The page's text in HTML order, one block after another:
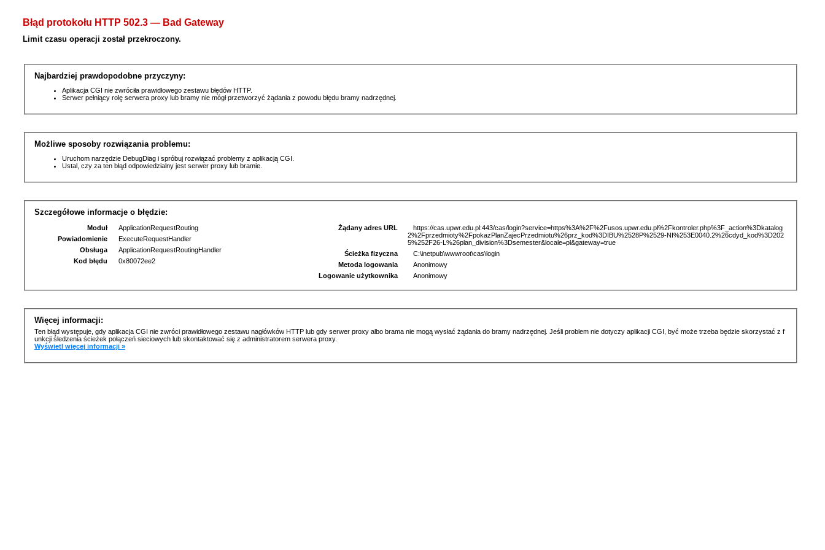
Błąd protokołu HTTP 502.3 — Bad Gateway
Limit czasu operacji został przekroczony.
Najbardziej prawdopodobne przyczyny:
Aplikacja CGI nie zwróciła prawidłowego zestawu błędów HTTP.
Serwer pełniący rolę serwera proxy lub bramy nie mógł przetworzyć żądania z powodu błędu bramy nadrzędnej.
Możliwe sposoby rozwiązania problemu:
Uruchom narzędzie DebugDiag i spróbuj rozwiązać problemy z aplikacją CGI.
Ustal, czy za ten błąd odpowiedzialny jest serwer proxy lub bramie.
Szczegółowe informacje o błędzie:
Moduł
ApplicationRequestRouting
Powiadomienie
ExecuteRequestHandler
Obsługa
ApplicationRequestRoutingHandler
Kod błędu
0x80072ee2
Żądany adres URL
https://cas.upwr.edu.pl:443/cas/login?service=https%3A%2F%2Fusos.upwr.edu.pl%2Fkontroler.php%3F_action%3Dkatalog
2%2Fprzedmioty%2FpokazPlanZajecPrzedmiotu%26prz_kod%3DIBU%2528P%2529-NI%253E0040.2%26cdyd_kod%3D202
5%252F26-L%26plan_division%3Dsemester&locale=pl&gateway=true
Ścieżka fizyczna
C:\inetpub\wwwroot\cas\login
Metoda logowania
Anonimowy
Logowanie użytkownika
Anonimowy
Więcej informacji:
Ten błąd występuje, gdy aplikacja CGI nie zwróci prawidłowego zestawu nagłówków HTTP lub gdy serwer proxy albo brama nie mogą wysłać żądania do bramy nadrzędnej. Jeśli problem nie dotyczy aplikacji CGI, być może trzeba będzie skorzystać z f
unkcji śledzenia ścieżek połączeń sieciowych lub skontaktować się z administratorem serwera proxy.
Wyświetl więcej informacji »